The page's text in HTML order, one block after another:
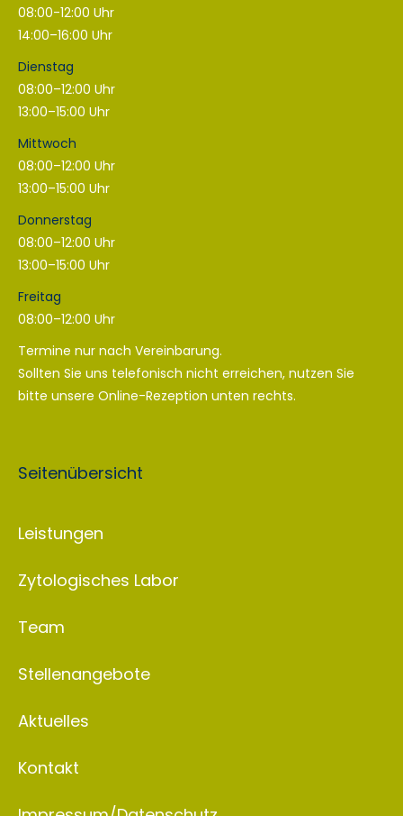
08:00-12:00 Uhr
14:00–16:00 Uhr
Dienstag
08:00–12:00 Uhr
13:00–15:00 Uhr
Mittwoch
08:00–12:00 Uhr
13:00–15:00 Uhr
Donnerstag
08:00–12:00 Uhr
13:00–15:00 Uhr
Freitag
08:00–12:00 Uhr
Termine nur nach Vereinbarung.
Sollten Sie uns telefonisch nicht erreichen, nutzen Sie
bitte unsere Online-Rezeption unten rechts.
Seitenübersicht
Leistungen
Zytologisches Labor
Team
Stellenangebote
Aktuelles
Kontakt